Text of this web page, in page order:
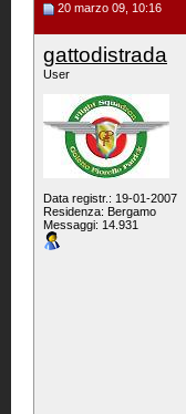
20 marzo 09, 10:16
gattodistrada
User
Data registr.: 19-01-2007
Residenza: Bergamo
Messaggi: 14.931